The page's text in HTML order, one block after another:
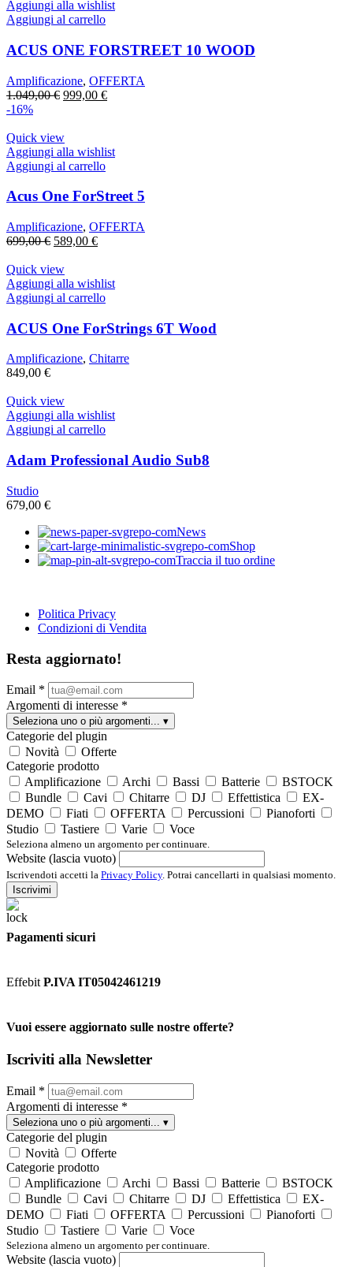
Aggiungi alla wishlist
Aggiungi al carrello
ACUS ONE FORSTREET 10 WOOD
Amplificazione, OFFERTA
1.049,00€ Il
era:
1.049,00 €.
999,00 €Il
999,00 €.
-16%
Quick view
Aggiungi alla wishlist
Aggiungi al carrello
Acus One ForStreet 5
Amplificazione, OFFERTA
699,00€ Il
originale
era:
699,00 €.
589,00 €Il
è:
589,00 €.
Quick view
Aggiungi alla wishlist
Aggiungi al carrello
ACUS One ForStrings 6T Wood
Amplificazione, Chitarre
849,00 €
Quick view
Aggiungi alla wishlist
Aggiungi al carrello
Adam Professional Audio Sub8
Studio
679,00 €
News
Shop
Traccia il tuo ordine
Politica Privacy
Condizioni di Vendita
Resta aggiornato!
Email *
Argomenti di interesse *
Seleziona uno o più argomenti... ▾
Categorie del plugin
Novità
Offerte
Categorie prodotto
Amplificazione
Archi Bassi Batterie
BSTOCK
Bundle
Cavi Chitarre DJ Effettistica
EX-
DEMO
Fiati OFFERTA Percussioni
Pianoforti
Studio
Tastiere Varie Voce
Seleziona almeno un argomento per continuare.
Website (lascia vuoto)
Iscrivendoti accetti la Privacy Policy. Potrai cancellarti in qualsiasi momento.
Iscrivimi
Pagamenti sicuri
Effebit P.IVA IT05042461219
Vuoi essere aggiornato sulle nostre offerte?
Iscriviti alla Newsletter
Email *
Argomenti di interesse *
Seleziona uno o più argomenti... ▾
Categorie del plugin
Novità
Offerte
Categorie prodotto
Amplificazione
Archi Bassi Batterie
BSTOCK
Bundle
Cavi Chitarre DJ Effettistica
EX-
DEMO
Fiati OFFERTA Percussioni
Pianoforti
Studio
Tastiere Varie Voce
Seleziona almeno un argomento per continuare.
Website (lascia vuoto)